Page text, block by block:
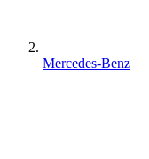
Mercedes-Benz